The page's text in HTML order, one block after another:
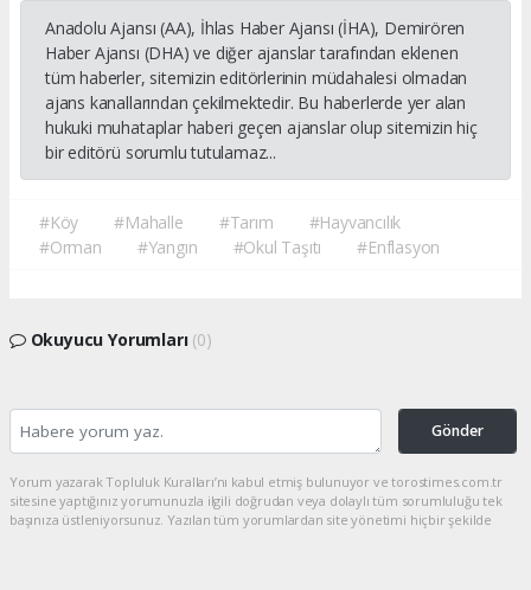
Anadolu Ajansı (AA), İhlas Haber Ajansı (İHA), Demirören
Haber Ajansı (DHA) ve diğer ajanslar tarafından eklenen
tüm haberler, sitemizin editörlerinin müdahalesi olmadan
ajans kanallarından çekilmektedir. Bu haberlerde yer alan
hukuki muhataplar haberi geçen ajanslar olup sitemizin hiç
bir editörü sorumlu tutulamaz...
#Köy #Mahalle #Tarım
#Hayvancılık
#Orman
#Yangın #Okul Taşıtı #Enflasyon
Okuyucu Yorumları (0)
Gönder
Yorum yazarak Topluluk Kuralları’nı kabul etmiş bulunuyor ve torostimes.com.tr
sitesine yaptığınız yorumunuzla ilgili doğrudan veya dolaylı tüm sorumluluğu tek
başınıza üstleniyorsunuz. Yazılan tüm yorumlardan site yönetimi hiçbir şekilde